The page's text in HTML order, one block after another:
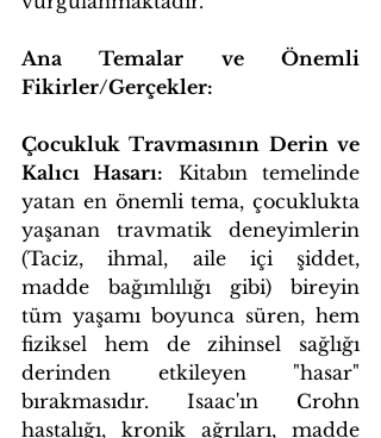
Ana Temalar ve Önemli
Fikirler/Gerçekler:
Çocukluk Travmasının Derin ve
Kalıcı Hasarı: Kitabın temelinde
yatan en önemli tema, çocuklukta
yaşanan travmatik deneyimlerin
(Taciz, ihmal, aile içi şiddet,
madde bağımlılığı gibi) bireyin
tüm yaşamı boyunca süren, hem
fiziksel hem de zihinsel sağlığı
derinden etkileyen "hasar"
bırakmasıdır. Isaac'ın Crohn
hastalığı, kronik ağrıları, madde